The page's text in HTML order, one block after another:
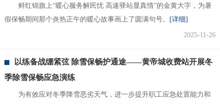
鲜红锦旗上“暖心服务解民忧 高速驿站显真情”的金黄大字，为暑
假保畅期间那个炎热正午的暖心故事画上了圆满句号。
[详细]
2025-11-26
以练备战绷紧弦 除雪保畅护通途——黄帝城收费站开展冬
季除雪保畅应急演练
​为有效应对冬季降雪恶劣天气，进一步提升职工应急处置能力和